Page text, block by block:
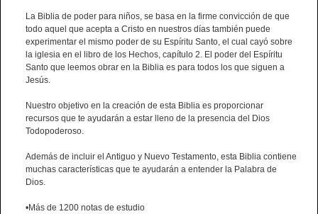
La Biblia de poder para niños, se basa en la firme convicción de que
todo aquel que acepta a Cristo en nuestros días también puede
experimentar el mismo poder de su Espíritu Santo, el cual cayó sobre
la iglesia en el libro de los Hechos, capítulo 2. El poder del Espíritu
Santo que leemos obrar en la Biblia es para todos los que siguen a
Jesús.
Nuestro objetivo en la creación de esta Biblia es proporcionar
recursos que te ayudarán a estar lleno de la presencia del Dios
Todopoderoso.
Además de incluir el Antiguo y Nuevo Testamento, esta Biblia contiene
muchas características que te ayudarán a entender la Palabra de
Dios.
•Más de 1200 notas de estudio